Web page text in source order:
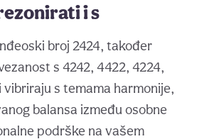
i s
broj 2424, također
s 4242, 4422, 4224,
vibriraju s temama harmonije,
balansa između osobne
podrške na vašem